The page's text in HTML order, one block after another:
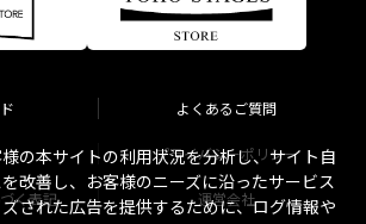
よくあるご質問
プライバシーポリシー
く表記 運営会社
の本サイトの利用状況を分析し、サイト自
改善し、お客様のニーズに沿ったサービス
された広告を提供するために、ログ情報や